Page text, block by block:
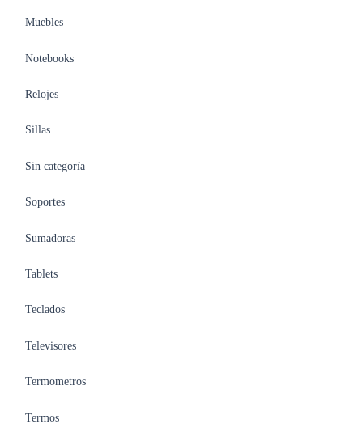
Muebles
Notebooks
Relojes
Sillas
Sin categoría
Soportes
Sumadoras
Tablets
Teclados
Televisores
Termometros
Termos